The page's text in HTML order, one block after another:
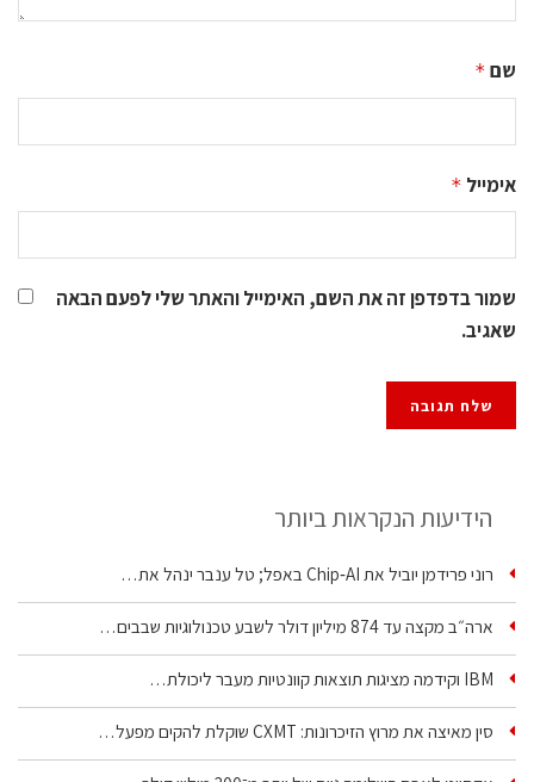
שם *
אימייל *
שמור בדפדפן זה את השם, האימייל והאתר שלי לפעם הבאה
שאגיב.
הידיעות הנקראות ביותר
רוני פרידמן יוביל את Chip‑AI באפל; טל ענבר ינהל את…
ארה״ב מקצה עד 874 מיליון דולר לשבע טכנולוגיות שבבים…
IBM וקידמה מציגות תוצאות קוונטיות מעבר ליכולת…
סין מאיצה את מרוץ הזיכרונות: CXMT שוקלת להקים מפעל…